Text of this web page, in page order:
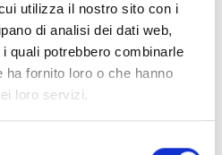
utilizza il nostro sito con i
di analisi dei dati web,
quali potrebbero combinarle
fornito loro o che hanno
loro servizi.
hanno ottenuto l’ambito
da oltre 200professionisti tra chef e
ogni prodotto attraverso un rigoroso